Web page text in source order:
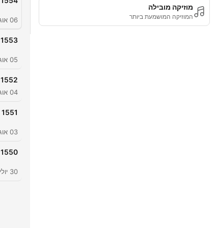
מוזיקה מובילה
המוזיקה המושמעת ביותר 06 אוג' 2026
1553
05 אוג' 2026
1552
04 אוג' 2026
1551
03 אוג' 2026
1550
30 יולי 2026